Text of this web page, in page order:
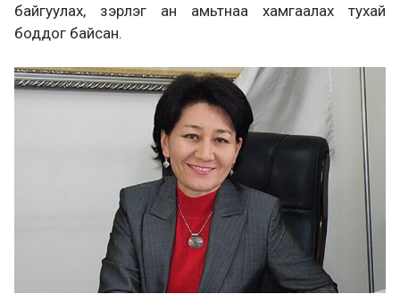
байгуулах, зэрлэг ан амьтнаа хамгаалах тухай
боддог байсан.